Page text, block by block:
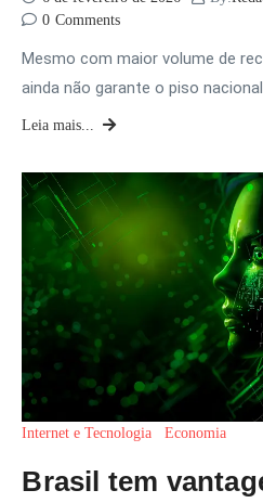
0 Comments
Mesmo com maior volume de
ainda não garante o piso
Leia mais...
Internet e Tecnologia Economia
Brasil tem